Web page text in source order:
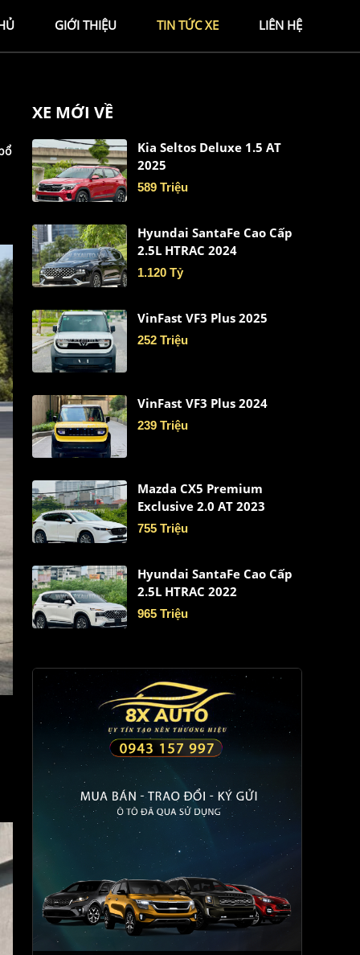
GIỚI THIỆU TIN TỨC XE LIÊN HỆ
XE MỚI VỀ
Kia Seltos Deluxe 1.5 AT
2025
589 Triệu
Hyundai SantaFe Cao Cấp
2.5L HTRAC 2024
1.120 Tỷ
VinFast VF3 Plus 2025
252 Triệu
VinFast VF3 Plus 2024
239 Triệu
Mazda CX5 Premium
Exclusive 2.0 AT 2023
755 Triệu
Hyundai SantaFe Cao Cấp
2.5L HTRAC 2022
965 Triệu